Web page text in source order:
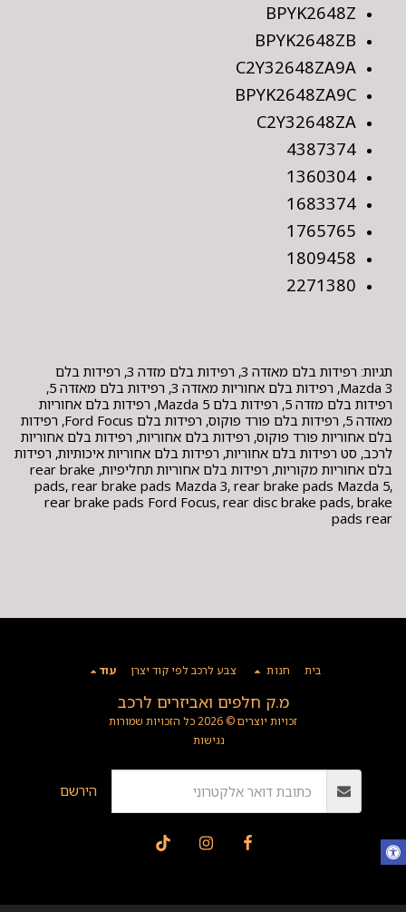
BPYK2648Z
BPYK2648ZB
C2Y32648ZA9A
BPYK2648ZA9C
C2Y32648ZA
4387374
1360304
1683374
1765765
1809458
2271380
תגיות: רפידות בלם מאזדה 3, רפידות בלם מזדה 3, רפידות בלם
Mazda 3, רפידות בלם אחוריות מאזדה 3, רפידות בלם מאזדה 5,
רפידות בלם מזדה 5, רפידות בלם Mazda 5, רפידות בלם אחוריות
מאזדה 5, רפידות בלם פורד פוקוס, רפידות בלם Ford Focus, רפידות
בלם אחוריות פורד פוקוס, רפידות בלם אחוריות, רפידות בלם אחוריות
לרכב, סט רפידות בלם אחוריות, רפידות בלם אחוריות איכותיות, רפידות
בלם אחוריות מקוריות, רפידות בלם אחוריות תחליפיות, rear brake
pads, rear brake pads Mazda 3, rear brake pads Mazda 5,
rear brake pads Ford Focus, rear disc brake pads, brake
pads rear
מ.ק חלפים ואביזרים לרכב
זכויות יוצרים © 2026 כל הזכויות שמורות
נגישות
בית חנות צבע לרכב לפי קוד יצרן עוד
הירשם